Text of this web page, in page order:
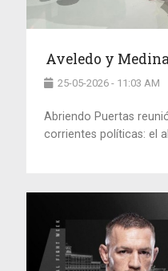
Aveledo y
25-05-2026 - 11:03 AM
Abriendo Puertas
corrientes políticas: el